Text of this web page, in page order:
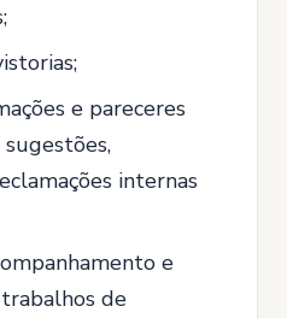
e pareceres
internas
e
de